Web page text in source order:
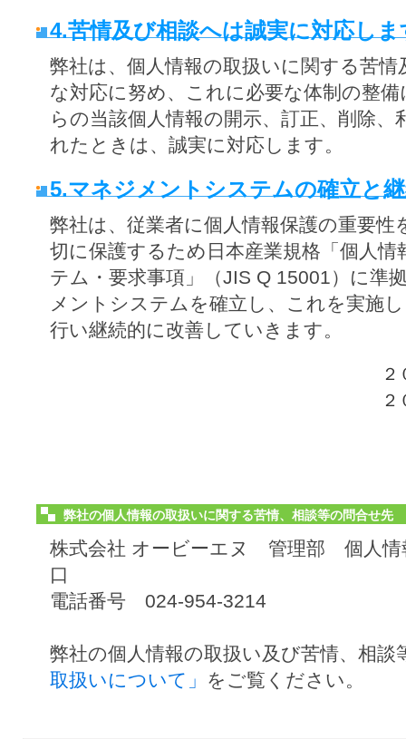
4.苦情及び相談へは誠実に対応しま
弊社は、個人情報の取扱いに関する苦
な対応に努め、これに必要な体制の整
らの当該個人情報の開示、訂正、削除
れたときは、誠実に対応します。
5.マネジメントシステムの確立と
弊社は、従業者に個人情報保護の重要性
切に保護するため日本産業規格「個人
テム・要求事項」（JIS Q 15001）に準
メントシステムを確立し、これを実施
行い継続的に改善していきます。
弊社の個人情報の取扱いに関する苦情、相談等の問合せ先
株式会社 オービーエヌ 管理部 個人
口
電話番号 024-954-3214
弊社の個人情報の取扱い及び苦情、相談
取扱いについて」 をご覧ください。